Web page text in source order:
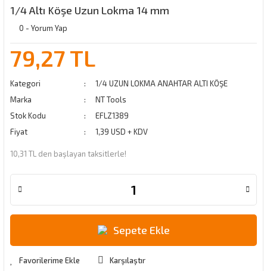
1/4 Altı Köşe Uzun Lokma 14 mm
0 - Yorum Yap
79,27 TL
Kategori
1/4 UZUN LOKMA ANAHTAR ALTI KÖŞE
Marka
NT Tools
Stok Kodu
EFLZ1389
Fiyat
1,39 USD + KDV
10,31 TL den başlayan taksitlerle!
Sepete Ekle
Karşılaştır